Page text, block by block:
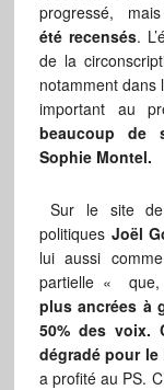
progressé, mais
été recensés.
de la
notamment dans
important au
beaucoup de
Sophie Montel.
Sur le site de
politiques Joël
lui aussi
partielle « que,
plus ancrées à
50% des voix.
dégradé pour le
a profité au PS.